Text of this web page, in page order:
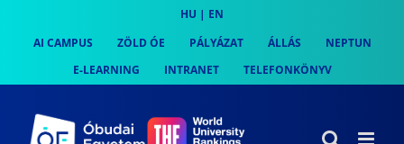
content
HU | EN
AI CAMPUS
ZÖLD ÓE PÁLYÁZAT ÁLLÁS
NEPTUN
E-LEARNING
INTRANET TELEFONKÖNYV